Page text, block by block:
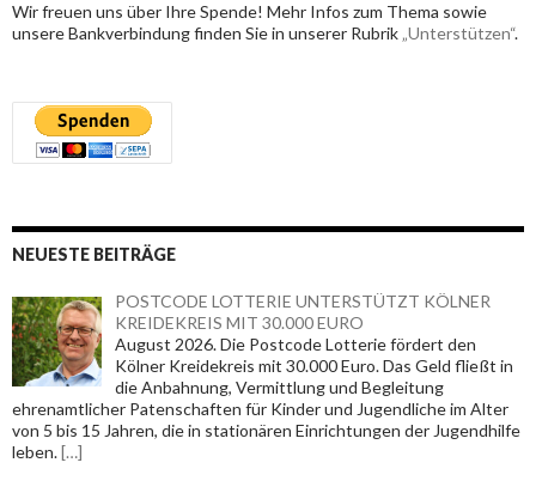
Wir freuen uns über Ihre Spende! Mehr Infos zum Thema sowie
unsere Bankverbindung finden Sie in unserer Rubrik „Unterstützen“.
NEUESTE BEITRÄGE
POSTCODE LOTTERIE UNTERSTÜTZT KÖLNER
KREIDEKREIS MIT 30.000 EURO
August 2026. Die Postcode Lotterie fördert den
Kölner Kreidekreis mit 30.000 Euro. Das Geld fließt in
die Anbahnung, Vermittlung und Begleitung
ehrenamtlicher Patenschaften für Kinder und Jugendliche im Alter
von 5 bis 15 Jahren, die in stationären Einrichtungen der Jugendhilfe
leben.[…]